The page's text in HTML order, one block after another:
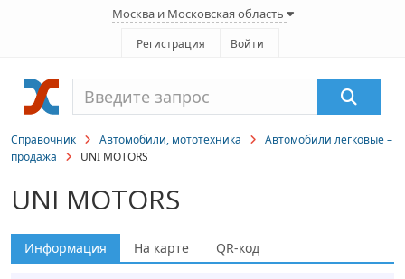
Москва и Московская область
Регистрация Войти
Справочник Автомобили, мототехника
Автомобили легковые –
продажа
UNI MOTORS
UNI MOTORS
Информация На карте QR-код